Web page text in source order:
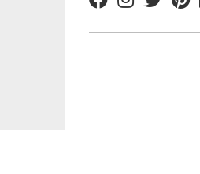
FacebookInstagram
Twitter